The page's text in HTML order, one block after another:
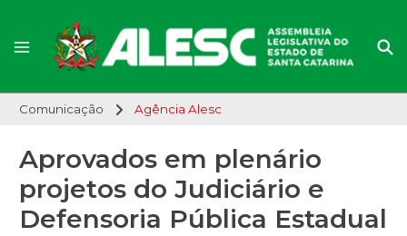
Comunicação Agência Alesc
Aprovados em plenário
projetos do Judiciário e
Defensoria Pública Estadual